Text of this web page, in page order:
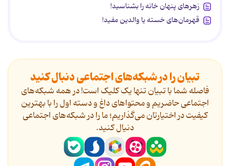
زهرهای پنهان خانه را بشناسید!
قهرمان‌های خسته یا والدین مفید!
تبیان را در شبکه‌های اجتماعی دنبال کنید
فاصله شما با تبیان تنها یک کلیک است! در همه شبکه‌های
اجتماعی حاضریم و محتواهای داغ و دسته اول را با بهترین
کیفیت در اختیارتان می‌گذاریم؛ ما را در شبکه‌های اجتماعی
دنیال کنید.